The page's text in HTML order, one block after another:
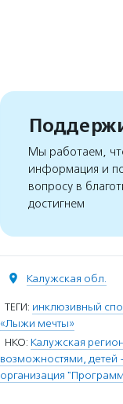
Мы работаем,
информация и
вопросу в
достигнем
Калужская обл.
ТЕГИ: инклюзивный
«Лыжи мечты»
НКО: Калужская
возможностями, детей
организация